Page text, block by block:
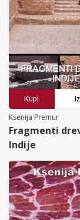
Kupi
Ksenija Premur
Fragmenti
Indije